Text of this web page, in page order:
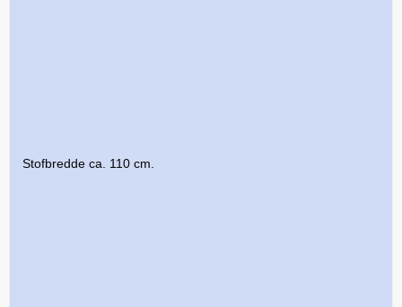
Stofbredde ca. 110 cm.